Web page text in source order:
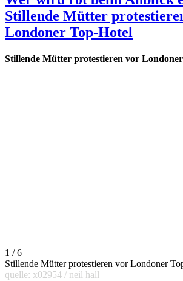
Stillende Mütter
Londoner Top-Hotel
Stillende Mütter protestieren vor
1 / 6
Stillende Mütter protestieren vor Londoner
quelle: x02954 / neil hall